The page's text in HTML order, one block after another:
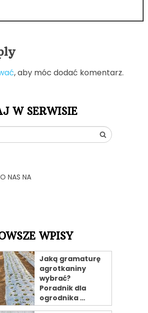
, aby móc dodać komentarz.
W SERWISIE
NAS NA
WPISY
Jaką gramaturę
agrotkaniny
wybrać?
Poradnik dla
ogrodnika …